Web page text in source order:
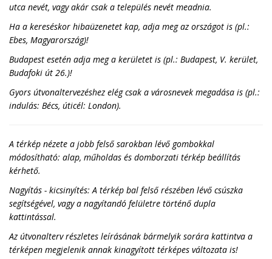
utca nevét, vagy akár csak a település nevét meadnia.
Ha a kereséskor hibaüzenetet kap, adja meg az országot is (pl.:
Ebes, Magyarország)!
Budapest esetén adja meg a kerületet is (pl.: Budapest, V. kerület,
Budafoki út 26.)!
Gyors útvonaltervezéshez elég csak a városnevek megadása is (pl.:
indulás: Bécs, úticél: London).
A térkép nézete a jobb felső sarokban lévő gombokkal
módosítható: alap, műholdas és domborzati térkép beállítás
kérhető.
Nagyítás - kicsinyítés: A térkép bal felső részében lévő csúszka
segítségével, vagy a nagyítandó felületre történő dupla
kattintással.
Az útvonalterv részletes leírásának bármelyik sorára kattintva a
térképen megjelenik annak kinagyított térképes változata is!